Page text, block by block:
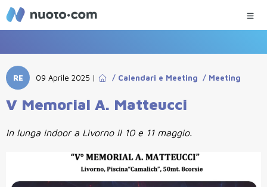
RE 09 Aprile 2025 | / Calendari e Meeting / Meeting
V Memorial A. Matteucci
In lunga indoor a Livorno il 10 e 11 maggio.